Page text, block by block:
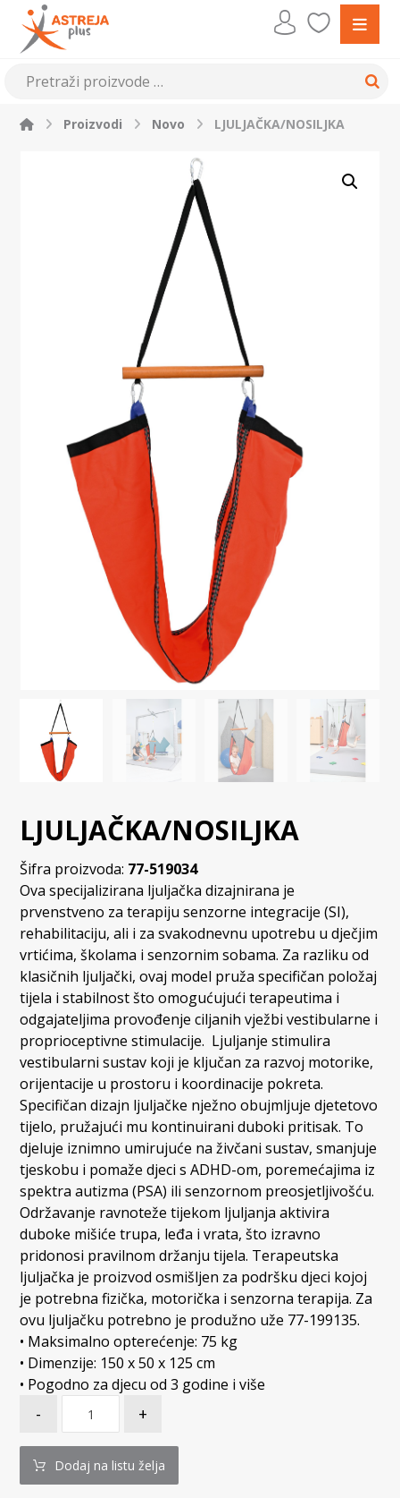
Proizvodi Novo LJULJAČKA/NOSILJKA
LJULJAČKA/NOSILJKA
Šifra proizvoda: 77-519034
Ova specijalizirana ljuljačka dizajnirana je
prvenstveno za terapiju senzorne integracije (SI),
rehabilitaciju, ali i za svakodnevnu upotrebu u dječjim
vrtićima, školama i senzornim sobama. Za razliku od
klasičnih ljuljački, ovaj model pruža specifičan položaj
tijela i stabilnost što omogućujući terapeutima i
odgajateljima provođenje ciljanih vježbi vestibularne i
proprioceptivne stimulacije. Ljuljanje stimulira
vestibularni sustav koji je ključan za razvoj motorike,
orijentacije u prostoru i koordinacije pokreta.
Specifičan dizajn ljuljačke nježno obujmljuje djetetovo
tijelo, pružajući mu kontinuirani duboki pritisak. To
djeluje iznimno umirujuće na živčani sustav, smanjuje
tjeskobu i pomaže djeci s ADHD-om, poremećajima iz
spektra autizma (PSA) ili senzornom preosjetljivošću.
Održavanje ravnoteže tijekom ljuljanja aktivira
duboke mišiće trupa, leđa i vrata, što izravno
pridonosi pravilnom držanju tijela. Terapeutska
ljuljačka je proizvod osmišljen za podršku djeci kojoj
je potrebna fizička, motorička i senzorna terapija. Za
ovu ljuljačku potrebno je produžno uže 77-199135.
• Maksimalno opterećenje: 75 kg
• Dimenzije: 150 x 50 x 125 cm
• Pogodno za djecu od 3 godine i više
- +
Dodaj na listu želja